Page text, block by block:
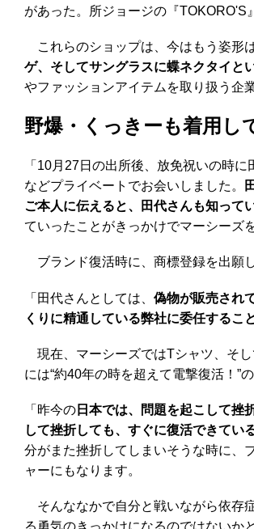
があった。所ジョージの『
これらのショップは、今はもう姿形
ゲ、そしてサングラスに蝶ネクタイと
やファッションアイテムを取り扱う企
野爆・くっきーも着用し
「10月27日の出所後、放免祝いの時
などプライベートでお会いしました。
ご本人に伝えると、田代さんも知って
ていったことがきっかけでマーシーズ
ブランド復活時に、商標登録を出願
「田代さんとしては、 偽物が販売され
くりに精通している弊社に委任するこ
現在、マーシーズではTシャツ、そ
には“約40年の時を超えて電撃復活！”
「昨今の 日本では、問題を起こして挫
して挫折しても、すぐに復活できてい
分がまた挫折してしまいそうな時に
ャーにもなります。
そんななかで自分と戦いながら依存